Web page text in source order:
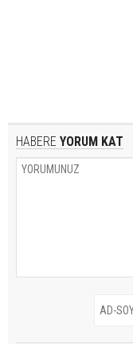
HABERE YORUM KAT